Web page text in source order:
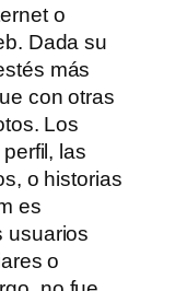
o
Dada su
más
con otras
Los
las
o historias
es
usuarios
o